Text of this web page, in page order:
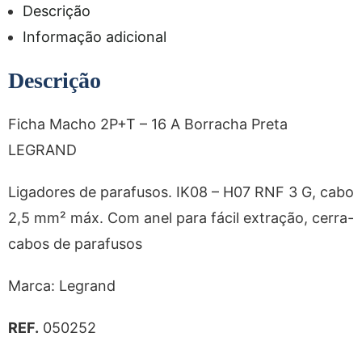
Descrição
Informação adicional
Descrição
Ficha Macho 2P+T – 16 A Borracha Preta
LEGRAND
Ligadores de parafusos. IK08 – H07 RNF 3 G, cabo
2,5 mm² máx. Com anel para fácil extração, cerra-
cabos de parafusos
Marca: Legrand
REF. 050252